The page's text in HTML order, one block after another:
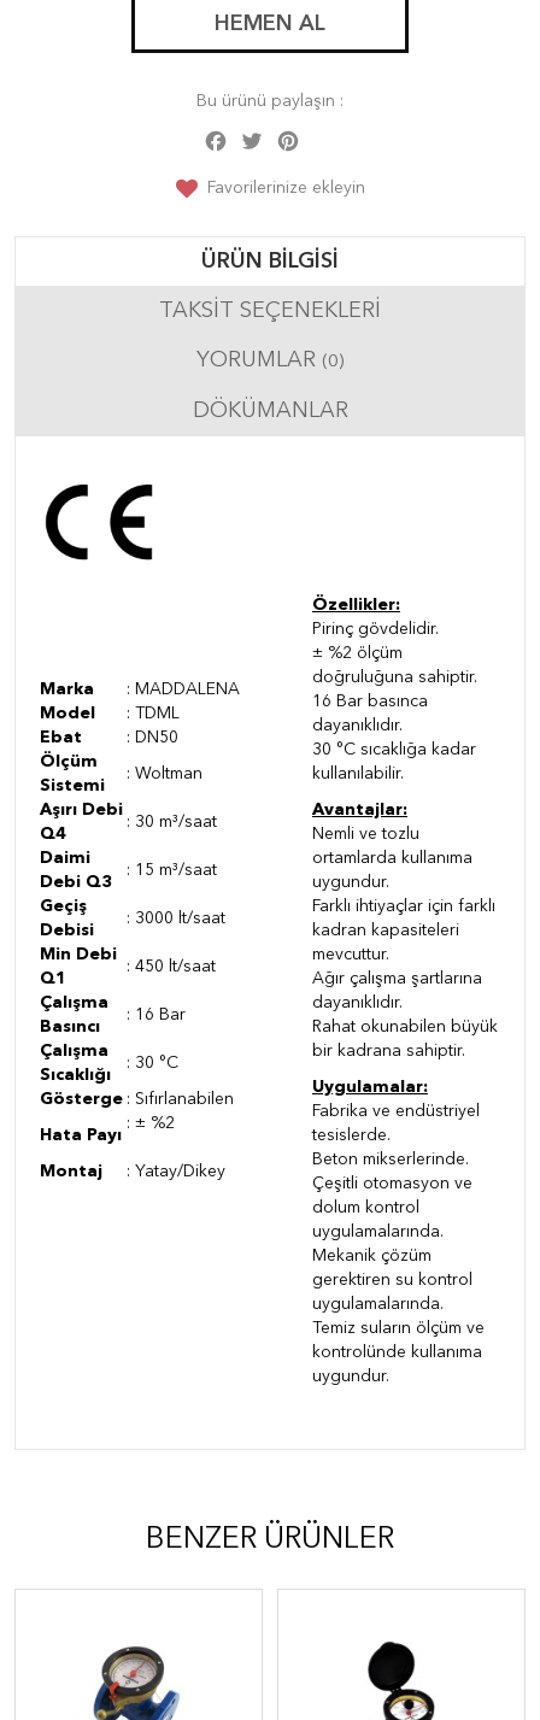
HEMEN AL
Bu ürünü paylaşın :
Facebook
Twitter
Favorilerinize ekleyin
ÜRÜN BILGISI
TAKSIT SEÇENEKLERI
YORUMLAR (0)
DÖKÜMANLAR
Marka
: MADDALENA
Model
: TDML
Ebat
: DN50
Ölçüm
Sistemi
: Woltman
Aşırı Debi
Q4
: 30 m³/saat
Daimi
Debi Q3
: 15 m³/saat
Geçiş
Debisi
: 3000 lt/saat
Min Debi
Q1
: 450 lt/saat
Çalışma
Basıncı
: 16 Bar
Çalışma
Sıcaklığı
: 30 °C
Gösterge : Sıfırlanabilen
Hata Payı
: ± %2
Montaj : Yatay/Dikey
Özellikler:
Pirinç gövdelidir.
± %2 ölçüm
doğruluğuna sahiptir.
16 Bar basınca
dayanıklıdır.
30 °C sıcaklığa kadar
kullanılabilir.
Avantajlar:
Nemli ve tozlu
ortamlarda kullanıma
uygundur.
Farklı ihtiyaçlar için farklı
kadran kapasiteleri
mevcuttur.
Ağır çalışma şartlarına
dayanıklıdır.
Rahat okunabilen büyük
bir kadrana sahiptir.
Uygulamalar:
Fabrika ve endüstriyel
tesislerde.
Beton mikserlerinde.
Çeşitli otomasyon ve
dolum kontrol
uygulamalarında.
Mekanik çözüm
gerektiren su kontrol
uygulamalarında.
Temiz suların ölçüm ve
kontrolünde kullanıma
uygundur.
BENZER ÜRÜNLER